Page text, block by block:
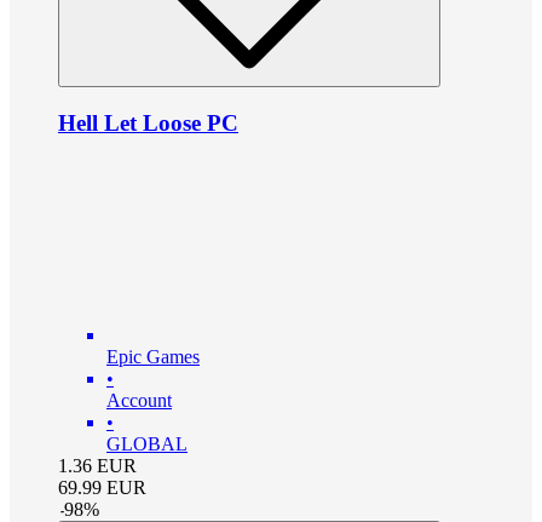
Hell Let Loose PC
Epic Games
•
Account
•
GLOBAL
1.36 EUR
69.99 EUR
-98%